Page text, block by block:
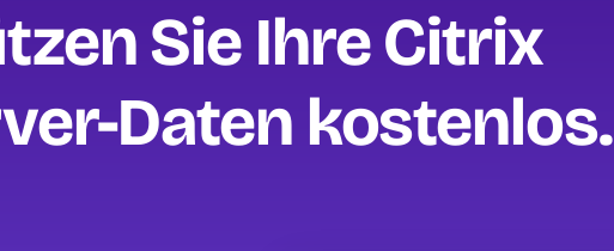
Sie Ihre Citrix
Daten kostenlos‍.